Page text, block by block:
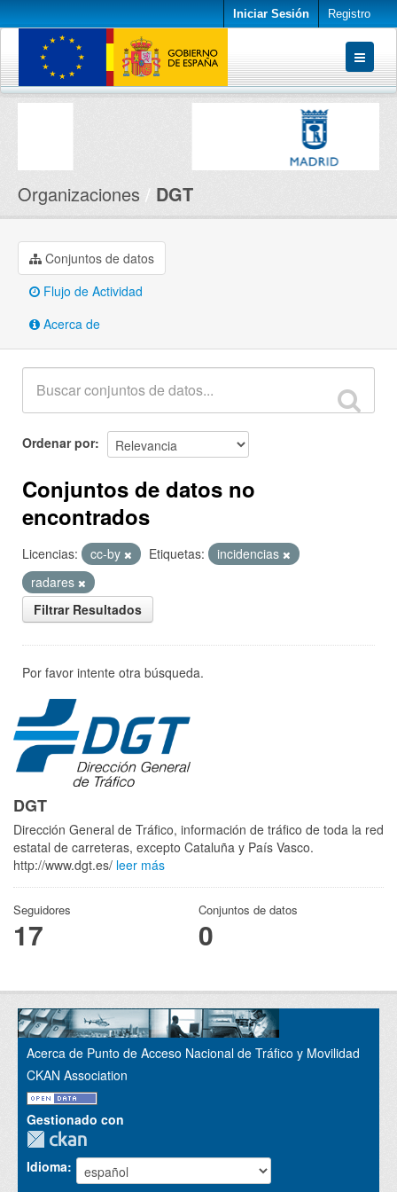
Iniciar Sesión Registro
Conjuntos de datos
Organizaciones DGT
Conjuntos de datos
Flujo de Actividad
Acerca de
Ordenar por
Conjuntos de datos no
encontrados
Licencias: cc-by Etiquetas:
incidencias
radares
Filtrar Resultados
Por favor intente otra búsqueda.
DGT
Dirección General de Tráfico, información de tráfico de toda la red
estatal de carreteras, excepto Cataluña y País Vasco.
http://www.dgt.es/ leer más
Seguidores
17
Conjuntos de datos
0
Acerca de Punto de Acceso Nacional de Tráfico y Movilidad
CKAN Association
Gestionado con
Idioma